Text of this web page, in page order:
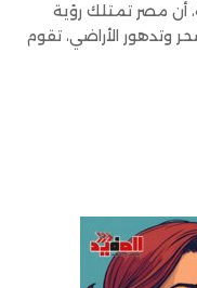
أن مصر تمتلك رؤية
وتدهور الأراضي، تقوم